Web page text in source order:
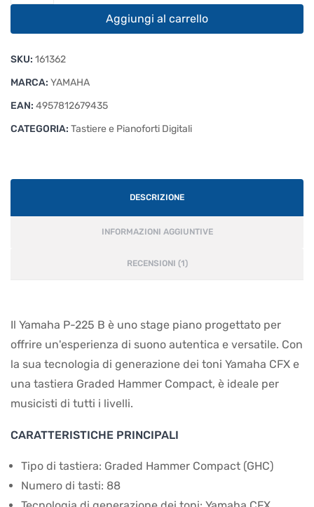
B
Aggiungi al carrello
SKU: 161362
MARCA: YAMAHA
EAN: 4957812679435
CATEGORIA: Tastiere e Pianoforti Digitali
DESCRIZIONE
INFORMAZIONI AGGIUNTIVE
RECENSIONI (1)
Il Yamaha P-225 B è uno stage piano progettato per
offrire un'esperienza di suono autentica e versatile. Con
la sua tecnologia di generazione dei toni Yamaha CFX e
una tastiera Graded Hammer Compact, è ideale per
musicisti di tutti i livelli.
CARATTERISTICHE PRINCIPALI
Tipo di tastiera: Graded Hammer Compact (GHC)
Numero di tasti: 88